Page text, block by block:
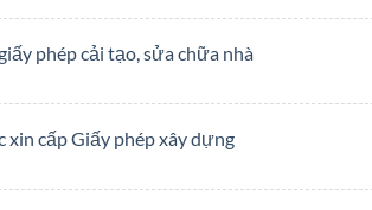
phép cải tạo, sửa chữa nhà
cấp Giấy phép xây dựng